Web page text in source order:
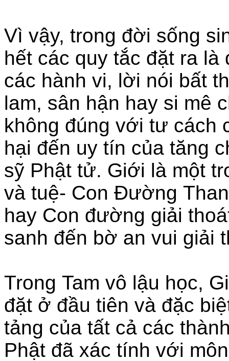
Vì vậy, trong đời sống
hết các quy tắc đặt ra là
các hành vi, lời nói bất
lam, sân hận hay si mê
không đúng với tư cách
hại đến uy tín của tăng
sỹ Phật tử. Giới là một
và tuệ- Con Đường
hay Con đường giải
sanh đến bờ an vui giải
Trong Tam vô lậu học,
đặt ở đầu tiên và đặc
tảng của tất cả các
Phật đã xác tính với